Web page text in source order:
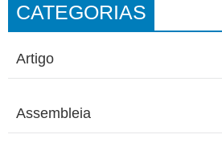
CATEGORIAS
Artigo
Assembleia